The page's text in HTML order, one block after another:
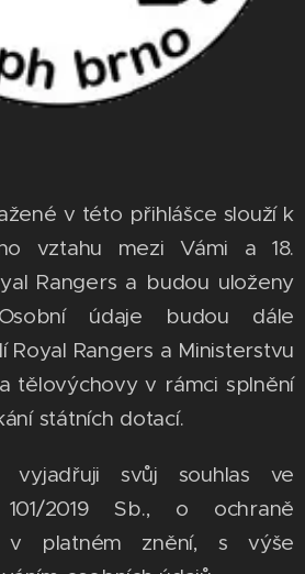
v této přihlášce slouží k
vztahu mezi Vámi a 18.
Rangers a budou uloženy
údaje budou dále
Rangers a Ministerstvu
tělovýchovy v rámci splnění
státních dotací.
vyjadřuji svůj souhlas ve
2019 Sb., o ochraně
v platném znění, s výše